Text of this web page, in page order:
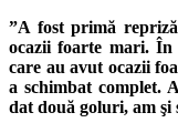
”A fost primă
ocazii foarte mari.
care au avut ocazii
a schimbat complet.
dat două goluri, am